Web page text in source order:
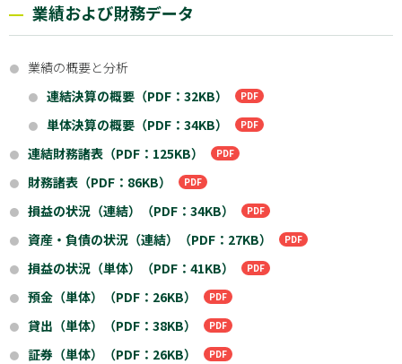
業績および財務データ
● 業績の概要と分析
● 連結決算の概要（PDF：32KB）
● 単体決算の概要（PDF：34KB）
● 連結財務諸表（PDF：125KB）
● 財務諸表（PDF：86KB）
● 損益の状況（連結）（PDF：34KB）
● 資産・負債の状況（連結）（PDF：27KB）
● 損益の状況（単体）（PDF：41KB）
● 預金（単体）（PDF：26KB）
● 貸出（単体）（PDF：38KB）
● 証券（単体）（PDF：26KB）